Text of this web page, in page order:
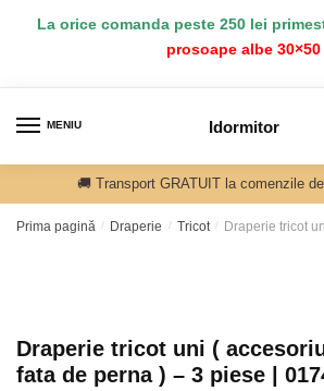
La orice comanda peste 250 lei
prosoape albe 30×50
MENIU Idormitor
🚚 Transport GRATUIT la comenzile
Prima pagină / Draperie / Tricot / Draperie tricot
Draperie tricot uni (
fata de perna ) – 3 piese |